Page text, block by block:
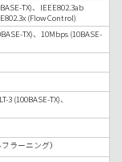
TX)、IEEE802.3ab
(Flow Control)
TX)、10Mbps (10BASE-
3 (100BASE-TX)、
ラーニング）